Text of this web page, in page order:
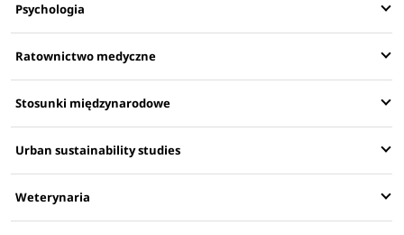
Psychologia
Ratownictwo medyczne
Stosunki międzynarodowe
Urban sustainability studies
Weterynaria